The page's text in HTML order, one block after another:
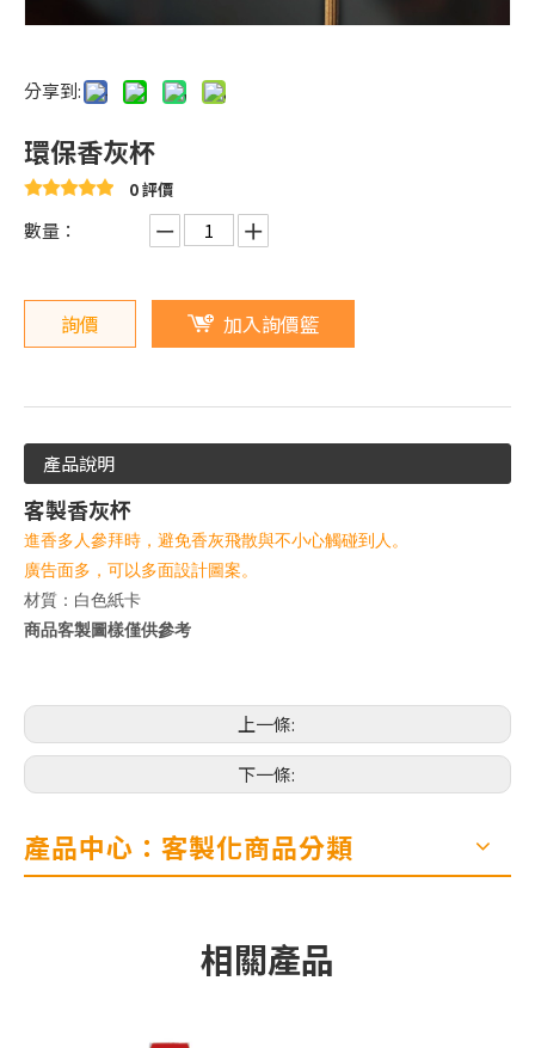
分享到:
環保香灰杯
0 評價
數量：
詢價 加入詢價籃
產品說明
客製香灰杯
進香多人參拜時，避免香灰飛散與不小心觸碰到人。
廣告面多，可以多面設計圖案。
材質：白色紙卡
商品客製圖樣僅供參考
上一條:
下一條:
產品中心：客製化商品分類
相關產品